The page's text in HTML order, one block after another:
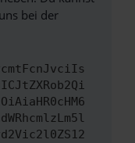
bei der